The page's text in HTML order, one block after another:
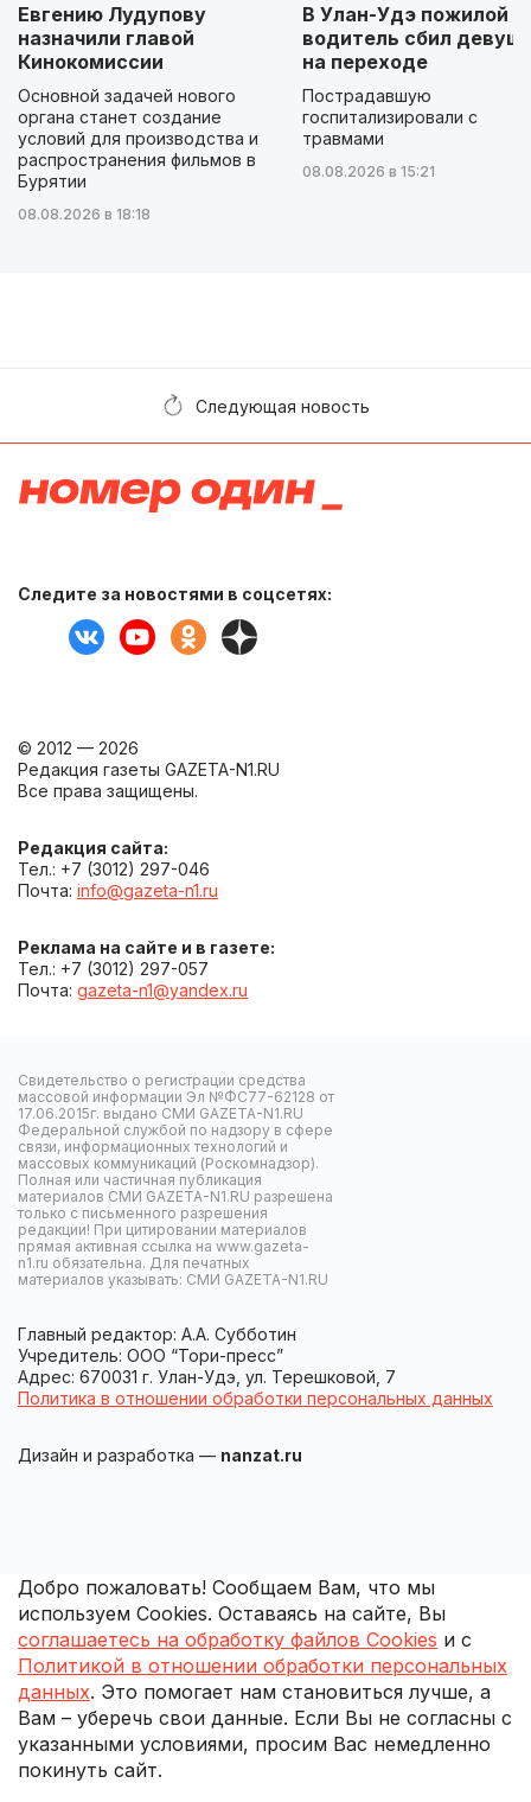
Евгению Лудупову
назначили главой
Кинокомиссии
Основной задачей нового
органа станет создание
условий для производства и
распространения фильмов в
Бурятии
08.08.2026 в 18:18
В Улан-Удэ пожилой
водитель сбил
на переходе
Пострадавшую
госпитализировали с
травмами
08.08.2026 в 15:21
Следующая новость
Следите за новостями в соцсетях:
© 2012 — 2026
Редакция газеты GAZETA-N1.RU
Все права защищены.
Редакция сайта:
Тел.: +7 (3012) 297-046
Почта: info@gazeta-n1.ru
Реклама на сайте и в газете:
Тел.: +7 (3012) 297-057
Почта: gazeta-n1@yandex.ru
Свидетельство о регистрации средства
массовой информации Эл №ФС77-62128 от
17.06.2015г. выдано СМИ GAZETA-N1.RU
Федеральной службой по надзору в сфере
связи, информационных технологий и
массовых коммуникаций (Роскомнадзор).
Полная или частичная публикация
материалов СМИ GAZETA-N1.RU разрешена
только с письменного разрешения
редакции! При цитировании материалов
прямая активная ссылка на www.gazeta-
n1.ru обязательна. Для печатных
материалов указывать: СМИ GAZETA-N1.RU
Главный редактор: А.А. Субботин
Учредитель: ООО “Тори-пресс”
Адрес: 670031 г. Улан-Удэ, ул. Терешковой, 7
Политика в отношении обработки персональных данных
Дизайн и разработка — nanzat.ru
Добро пожаловать! Сообщаем Вам, что мы
используем Cookies. Оставаясь на сайте, Вы
соглашаетесь на обработку файлов Cookies и с
Политикой в отношении обработки персональных
данных. Это помогает нам становиться лучше, а
Вам – уберечь свои данные. Если Вы не согласны с
указанными условиями, просим Вас немедленно
покинуть сайт.